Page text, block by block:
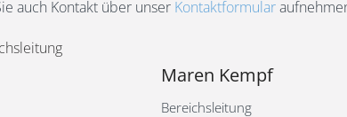
auch Kontakt über unser Kontaktformular
Maren Kempf
Bereichsleitung